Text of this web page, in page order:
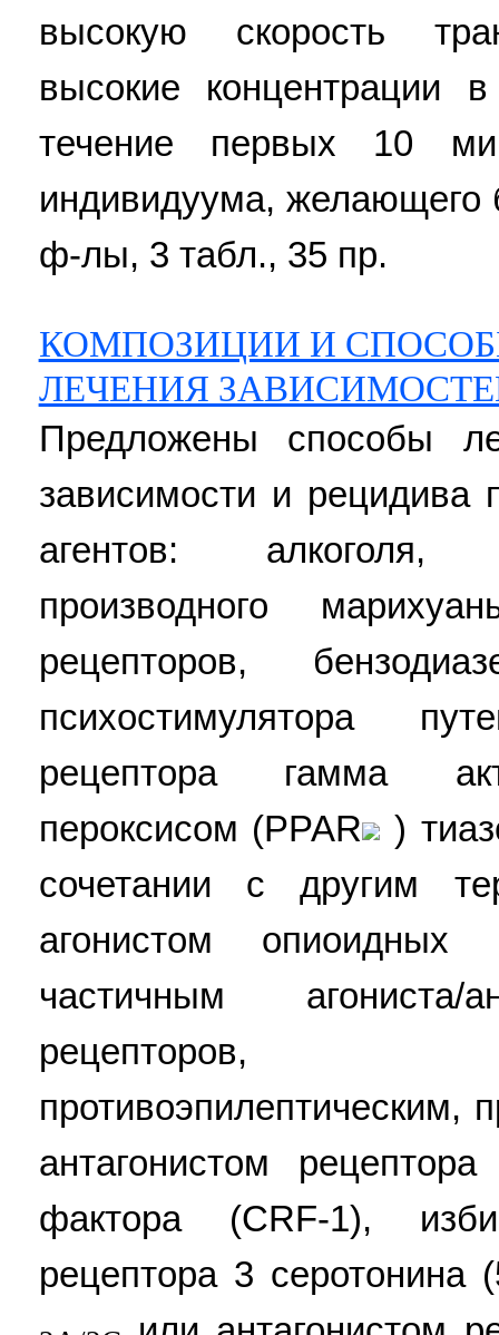
высокую скорость
высокие концентрации
течение первых 10
индивидуума, желающего
ф-лы, 3 табл., 35 пр.
КОМПОЗИЦИИ И
ЛЕЧЕНИЯ
Предложены способы
зависимости и рецидива
агентов: алкоголя,
производного
рецепторов,
психостимулятора
рецептора гамма
пероксисом (PPAR
)
сочетании с другим
агонистом опиоидных
частичным агониста/
рецепторов,
противоэпилептическим,
антагонистом рецептора
фактора (CRF-1),
рецептора 3 серотонина